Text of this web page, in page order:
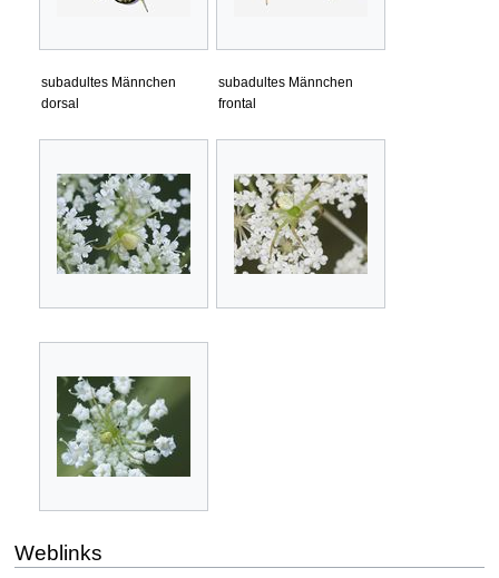
subadultes Männchen
dorsal
subadultes Männchen
frontal
Weblinks